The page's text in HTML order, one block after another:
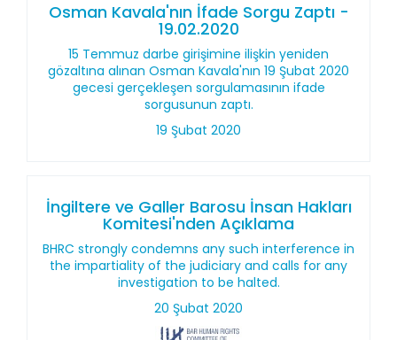
Osman Kavala'nın İfade Sorgu Zaptı -
19.02.2020
15 Temmuz darbe girişimine ilişkin yeniden
gözaltına alınan Osman Kavala'nın 19 Şubat 2020
gecesi gerçekleşen sorgulamasının ifade
sorgusunun zaptı.
19 Şubat 2020
İngiltere ve Galler Barosu İnsan Hakları
Komitesi'nden Açıklama
BHRC strongly condemns any such interference in
the impartiality of the judiciary and calls for any
investigation to be halted.
20 Şubat 2020